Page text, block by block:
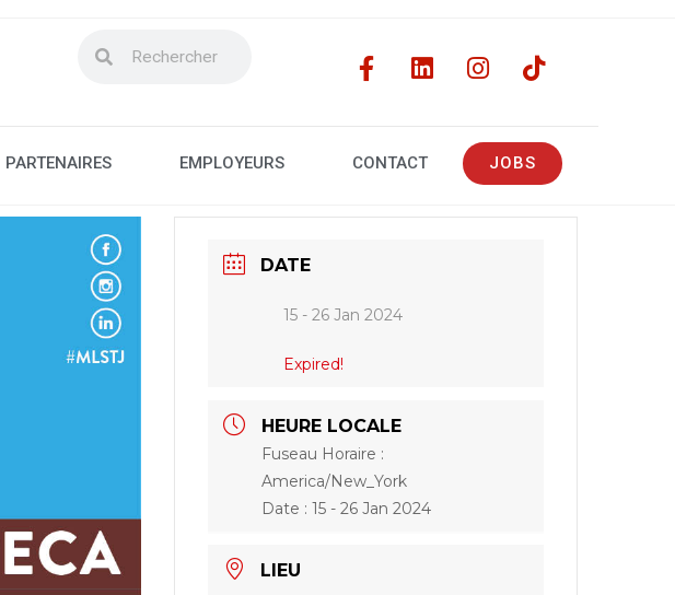
PARTENAIRES EMPLOYEURS CONTACT JOBS
DATE
15 - 26 Jan 2024
Expired!
HEURE LOCALE
Fuseau Horaire :
America/New_York
Date :15 - 26 Jan 2024
LIEU